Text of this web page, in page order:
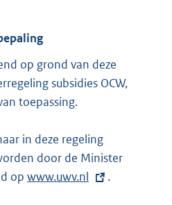
op grond van deze
subsidies OCW,
toepassing.
in deze regeling
door de Minister
op E
www.uwv.nl .